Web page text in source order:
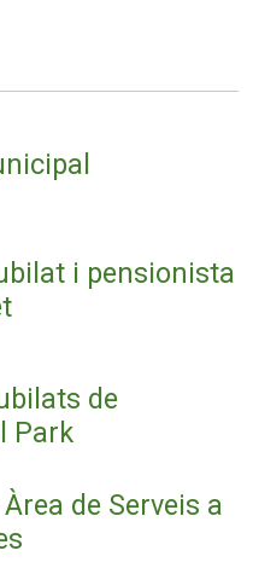
i pensionista
de
Park
de Serveis a